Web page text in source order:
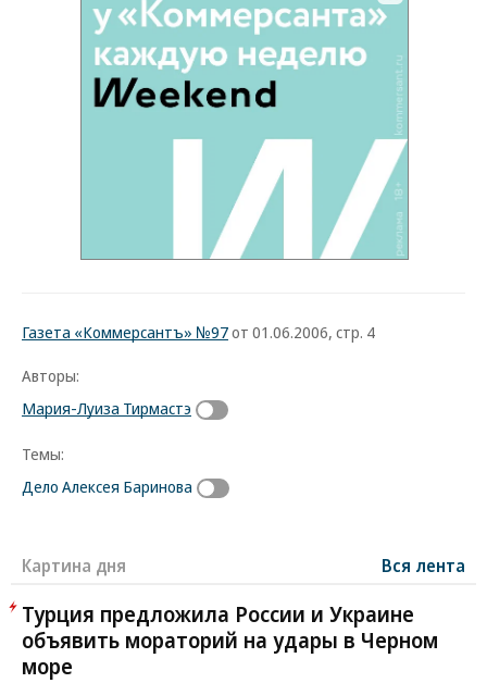
Газета «Коммерсантъ» №97от 01.06.2006, стр. 4
Авторы:
Мария-Луиза Тирмастэ
Темы:
Дело Алексея Баринова
Картина дня Вся лента
Турция предложила России и Украине
объявить мораторий на удары в Черном
море